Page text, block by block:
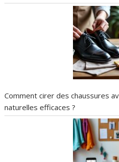
Comment cirer des chaussures
naturelles efficaces ?